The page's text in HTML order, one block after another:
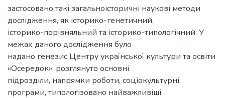
застосовано такі загальноісторичні наукові методи
дослідження, як історико-генетичний,
історико-порівняльний та історико-типологічний. У
межах даного дослідження було
надано генезис Центру української культури та освіти
«Осередок», розглянуто основні
підрозділи, напрямки роботи, соціокультурні
програми, типологізовано найважливіші